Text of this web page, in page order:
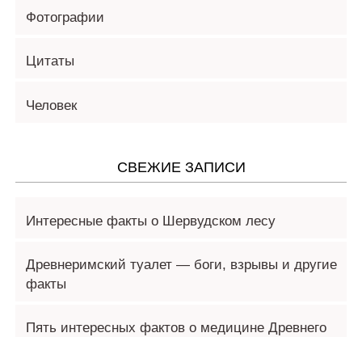
Фотографии
Цитаты
Человек
СВЕЖИЕ ЗАПИСИ
Интересные факты о Шервудском лесу
Древнеримский туалет — боги, взрывы и другие
факты
Пять интересных фактов о медицине Древнего